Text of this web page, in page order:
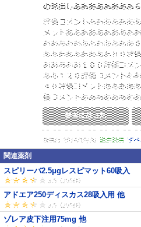
関連薬剤
スピリーバ2.5μgレスピマット60吸入
アドエア250ディスカス28吸入用 他
ゾレア皮下注用75mg 他